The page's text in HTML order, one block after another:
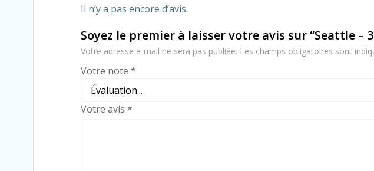
Il n’y a pas encore d’avis.
Soyez le premier à laisser votre avis sur “Seattle –
Votre adresse e-mail ne sera pas publiée. Les champs obligatoires sont
Votre note *
Votre avis *